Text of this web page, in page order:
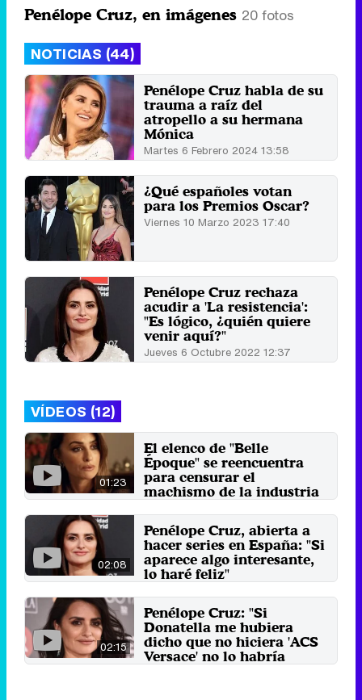
Penélope Cruz, en imágenes 20 fotos
NOTICIAS (44)
Penélope Cruz habla de su
trauma a raíz del
atropello a su hermana
Mónica
Martes 6 Febrero 2024 13:58
¿Qué españoles votan
para los Premios Oscar?
Viernes 10 Marzo 2023 17:40
Penélope Cruz rechaza
acudir a 'La resistencia':
"Es lógico, ¿quién quiere
venir aquí?"
Jueves 6 Octubre 2022 12:37
VÍDEOS (12)
01:23
El elenco de "Belle
Époque" se reencuentra
para censurar el
machismo de la industria
22 de marzo 2022
02:08
Penélope Cruz, abierta a
hacer series en España: "Si
aparece algo interesante,
lo haré feliz"
02:15
Penélope Cruz: "Si
Donatella me hubiera
dicho que no hiciera 'ACS
Versace' no lo habría